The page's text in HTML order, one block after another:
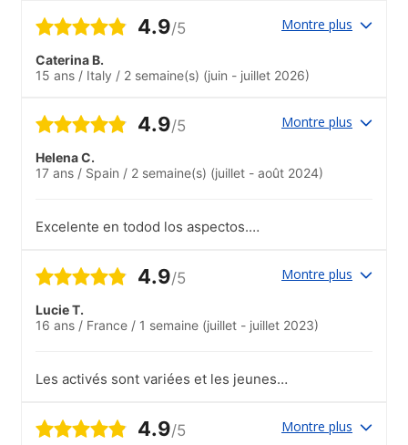
langweilig. Jeder der wollte konnte
mitmachen.
4.9/5 Montre plus
Caterina B.
15 ans / Italy / 2 semaine(s) (juin - juillet 2026)
4.9/5 Montre plus
Helena C.
17 ans / Spain / 2 semaine(s) (juillet - août 2024)
Excelente en todod los aspectos.
actividades..Inmejorable
4.9/5 Montre plus
Lucie T.
16 ans / France / 1 semaine (juillet - juillet 2023)
Les activés sont variées et les jeunes
4.9/5 Montre plus